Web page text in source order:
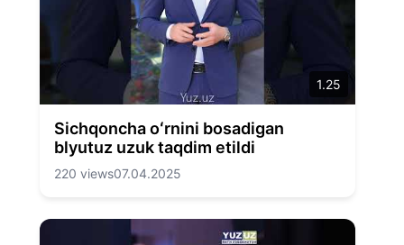
1.25
Sichqoncha oʻrnini bosadigan
blyutuz uzuk taqdim etildi
220 views07.04.2025